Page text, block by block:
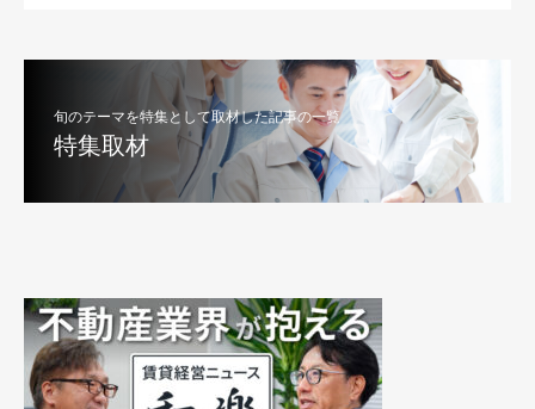
旬のテーマを特集として取材した記事の一覧
特集取材